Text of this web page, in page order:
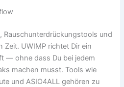
Rauschunterdrückungstools und
Zeit. UWIMP richtet Dir ein
— ohne dass Du bei jedem
machen musst. Tools wie
und ASIO4ALL gehören zu